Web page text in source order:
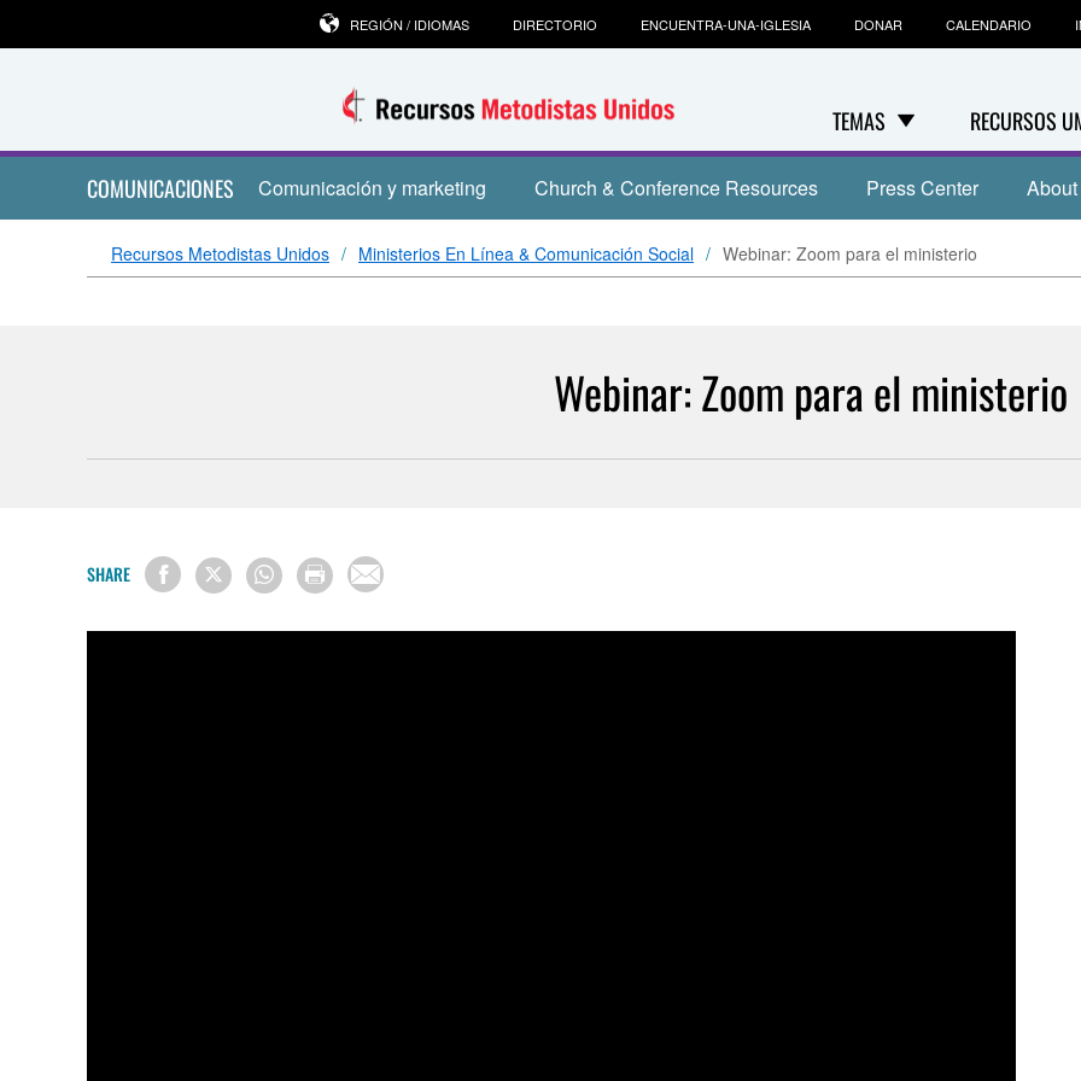
TEMAS RECURSOS
REGIÓN / IDIOMAS DIRECTORIO ENCUENTRA-UNA-IGLESIA DONAR CALENDARIO
COMUNICACIONES Comunicación y marketing Church & Conference Resources Press Center About
Recursos Metodistas Unidos Ministerios En Línea & Comunicación Social Webinar: Zoom para el ministerio
Webinar: Zoom para el ministerio
SHARE